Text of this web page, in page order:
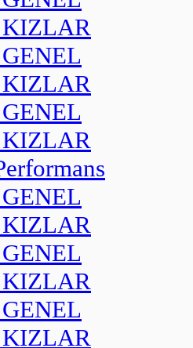
KIZLAR
KIZLAR
KIZLAR
KIZLAR
KIZLAR
KIZLAR